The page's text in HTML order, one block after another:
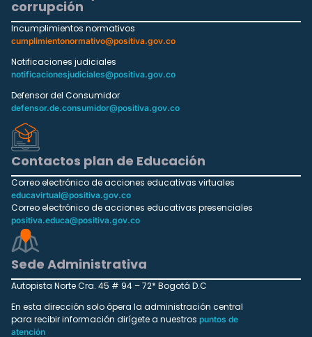
corrupción
Incumplimientos normativos
cumplimientonormativo@positiva.gov.co
Notificaciones judiciales
notificacionesjudiciales@positiva.gov.co
Defensor del Consumidor
defensor.de.consumidor@positiva.gov.co
Contactos plan de Educación
Correo electrónico de acciones educativas virtuales
educavirtual@positiva.gov.co
Correo electrónico de acciones educativas presenciales
positiva.educa@positiva.gov.co
Sede Administrativa
Autopista Norte Cra. 45 # 94 – 72* Bogotá D.C
En esta dirección solo ópera la administración central
para recibir información dirígete a nuestros puntos de
atención